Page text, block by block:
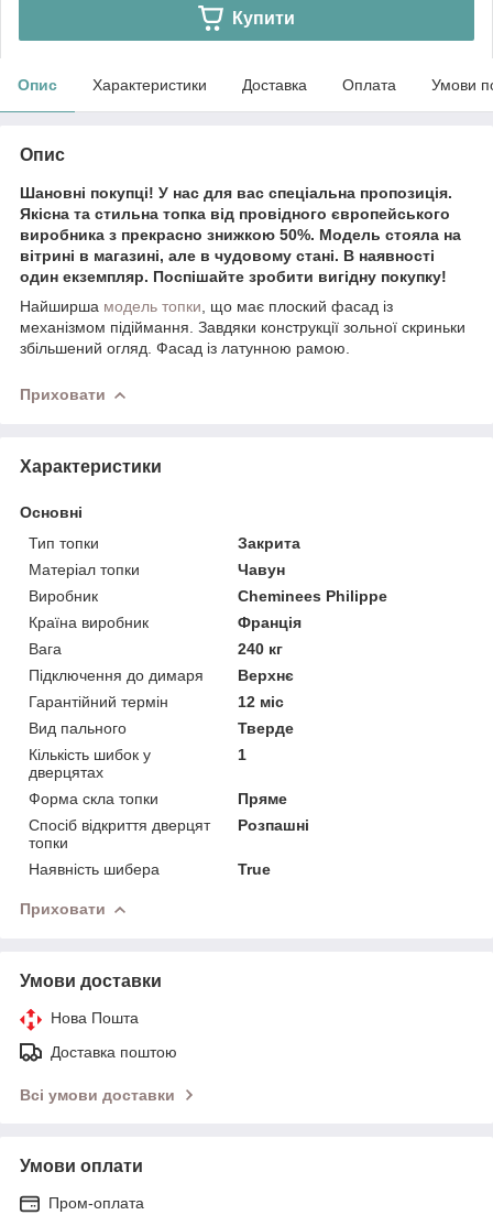
Купити
Опис Характеристики Доставка Оплата Умови
Опис
Шановні покупці! У нас для вас спеціальна пропозиція.
Якісна та стильна топка від провідного європейського
виробника з прекрасно знижкою 50%. Модель стояла на
вітрині в магазині, але в чудовому стані. В наявності
один екземпляр. Поспішайте зробити вигідну покупку!
Найширша модель топки , що має плоский фасад із
механізмом підіймання. Завдяки конструкції зольної скриньки
збільшений огляд. Фасад із латунною рамою.
Приховати
Характеристики
Основні
Тип топки
Закрита
Матеріал топки
Чавун
Виробник
Cheminees Philippe
Країна виробник
Франція
Вага
240 кг
Підключення до димаря
Верхнє
Гарантійний термін
12 міс
Вид пального
Тверде
Кількість шибок у
дверцятах
1
Форма скла топки
Пряме
Спосіб відкриття дверцят
топки
Розпашні
Наявність шибера True
Приховати
Умови доставки
Нова Пошта
Доставка поштою
Всі умови доставки
Умови оплати
Пром-оплата